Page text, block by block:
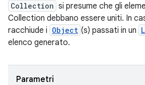
Collection si presume che gli
Collection debbano essere uniti. In
racchiude i Object (s) passati in un
elenco generato.
Parametri